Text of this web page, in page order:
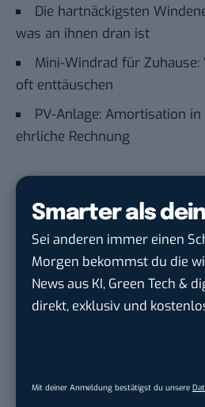
Smarter als
Sei anderen immer einen
Morgen bekommst du die
News aus KI, Green Tech &
direkt, exklusiv und
Mit deiner Anmeldung bestätigst du unsere
Die hartnäckigsten
was an ihnen dran ist
Mini-Windrad für
oft enttäuschen
PV-Anlage: Amortisation in
ehrliche Rechnung
Du möchtest nicht abgehängt
KI, Green Tech und die Tech-
geht? Über 12.000 smarte
Tag UPDATE, unser Tech-
wichtigsten News des Tages
damit ihren Vorsprung.Hier